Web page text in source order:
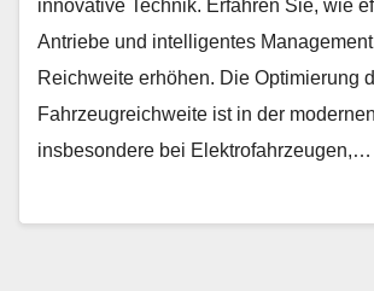
innovative Technik. Erfahren Sie, wie
Antriebe und intelligentes
Reichweite erhöhen. Die Optimierung
Fahrzeugreichweite ist in der
insbesondere bei Elektrofahrzeugen,…